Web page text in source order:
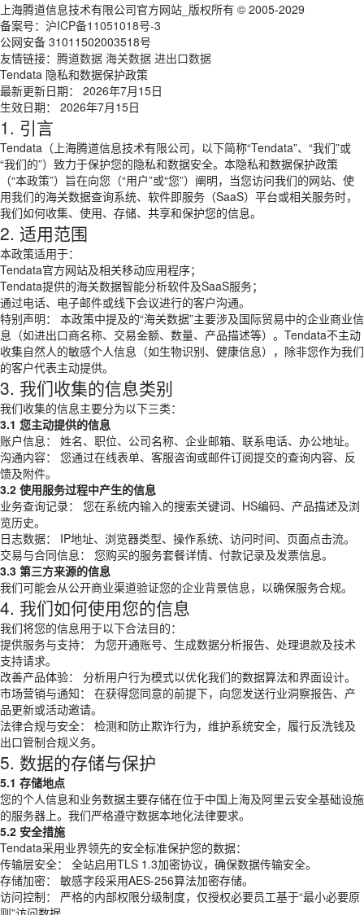
上海腾道信息技术有限公司官方网站_版权所有 © 2005-2029
备案号： 沪ICP备11051018号-3
公网安备 31011502003518号
友情链接： 腾道数据 海关数据 进出口数据
Tendata 隐私和数据保护政策
最新更新日期： 2026年7月15日
生效日期： 2026年7月15日
1. 引言
Tendata（上海腾道信息技术有限公司，以下简称“Tendata”、“我们”或
“我们的”）致力于保护您的隐私和数据安全。本隐私和数据保护政策
（“本政策”）旨在向您（“用户”或“您”）阐明，当您访问我们的网站、使
用我们的海关数据查询系统、软件即服务（SaaS）平台或相关服务时，
我们如何收集、使用、存储、共享和保护您的信息。
2. 适用范围
本政策适用于：
Tendata官方网站及相关移动应用程序；
Tendata提供的海关数据智能分析软件及SaaS服务；
通过电话、电子邮件或线下会议进行的客户沟通。
特别声明： 本政策中提及的“海关数据”主要涉及国际贸易中的企业商业信
息（如进出口商名称、交易金额、数量、产品描述等）。Tendata不主动
收集自然人的敏感个人信息（如生物识别、健康信息），除非您作为我们
的客户代表主动提供。
3. 我们收集的信息类别
我们收集的信息主要分为以下三类：
3.1 您主动提供的信息
账户信息： 姓名、职位、公司名称、企业邮箱、联系电话、办公地址。
沟通内容： 您通过在线表单、客服咨询或邮件订阅提交的查询内容、反
馈及附件。
3.2 使用服务过程中产生的信息
业务查询记录： 您在系统内输入的搜索关键词、HS编码、产品描述及浏
览历史。
日志数据： IP地址、浏览器类型、操作系统、访问时间、页面点击流。
交易与合同信息： 您购买的服务套餐详情、付款记录及发票信息。
3.3 第三方来源的信息
我们可能会从公开商业渠道验证您的企业背景信息，以确保服务合规。
4. 我们如何使用您的信息
我们将您的信息用于以下合法目的：
提供服务与支持： 为您开通账号、生成数据分析报告、处理退款及技术
支持请求。
改善产品体验： 分析用户行为模式以优化我们的数据算法和界面设计。
市场营销与通知： 在获得您同意的前提下，向您发送行业洞察报告、产
品更新或活动邀请。
法律合规与安全： 检测和防止欺诈行为，维护系统安全，履行反洗钱及
出口管制合规义务。
5. 数据的存储与保护
5.1 存储地点
您的个人信息和业务数据主要存储在位于中国上海及阿里云安全基础设施
的服务器上。我们严格遵守数据本地化法律要求。
5.2 安全措施
Tendata采用业界领先的安全标准保护您的数据：
传输层安全： 全站启用TLS 1.3加密协议，确保数据传输安全。
存储加密： 敏感字段采用AES-256算法加密存储。
访问控制： 严格的内部权限分级制度，仅授权必要员工基于“最小必要原